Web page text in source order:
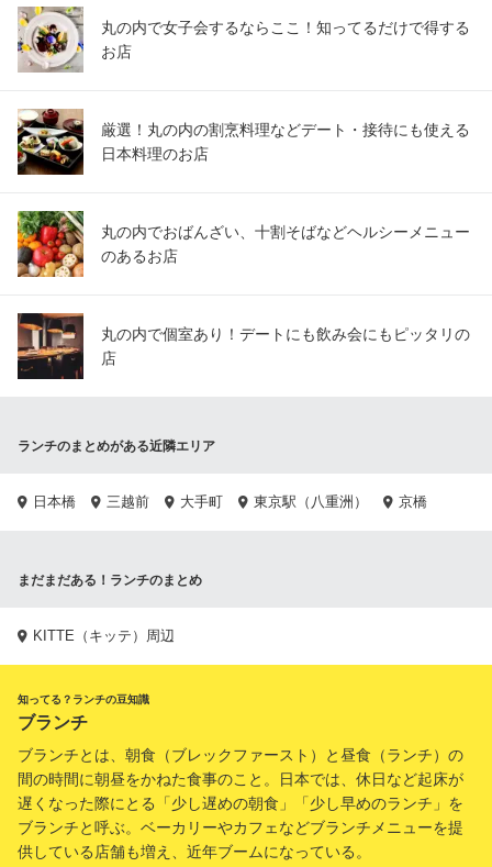
丸の内で女子会するならここ！知ってるだけで得する
お店
厳選！丸の内の割烹料理などデート・接待にも使える
日本料理のお店
丸の内でおばんざい、十割そばなどヘルシーメニュー
のあるお店
丸の内で個室あり！デートにも飲み会にもピッタリの
店
ランチのまとめがある近隣エリア
日本橋 三越前 大手町 東京駅（八重洲） 京橋
まだまだある！ランチのまとめ
KITTE（キッテ）周辺
知ってる？ランチの豆知識
ブランチ
ブランチとは、朝食（ブレックファースト）と昼食（ランチ）の
間の時間に朝昼をかねた食事のこと。日本では、休日など起床が
遅くなった際にとる「少し遅めの朝食」「少し早めのランチ」を
ブランチと呼ぶ。ベーカリーやカフェなどブランチメニューを提
供している店舗も増え、近年ブームになっている。